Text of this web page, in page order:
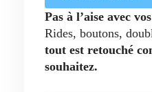
Pas à l’aise avec
Rides, boutons,
tout est retouché
souhaitez.